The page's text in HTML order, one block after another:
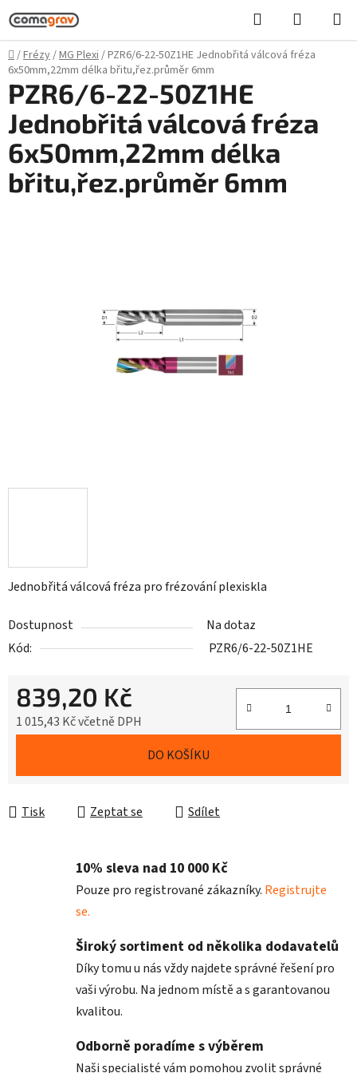
Přejít
na
obsah
Hledat
KOŠÍK
Domů
/Frézy/MG Plexi/PZR6/6-22-50Z1HE Jednobřitá válcová fréza
6x50mm,22mm délka břitu,řez.průměr 6mm
Jednobřitá válcová fréza pro frézování plexiskla
Dostupnost
Na dotaz
Kód:
PZR6/6-22-50Z1HE
839,20 Kč
1 015,43 Kč včetně DPH
DO KOŠÍKU
Tisk Zeptat se Sdílet
PZR6/6-22-50Z1HE
Jednobřitá válcová fréza
6x50mm,22mm délka
břitu,řez.průměr 6mm
10% sleva nad 10 000 Kč
Pouze pro registrované zákazníky. Registrujte
se.
Široký sortiment od několika dodavatelů
Díky tomu u nás vždy najdete správné řešení pro
vaši výrobu. Na jednom místě a s garantovanou
kvalitou.
Odborně poradíme s výběrem
Naši specialisté vám pomohou zvolit správné